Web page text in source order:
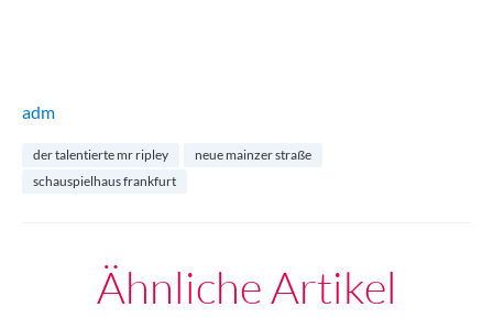
adm
der talentierte mr ripley
neue mainzer straße
schauspielhaus frankfurt
Ähnliche Artikel